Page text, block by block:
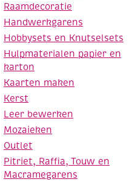
Raamdecoratie
Handwerkgarens
Hobbysets en Knutselsets
Hulpmaterialen papier en
karton
Kaarten maken
Kerst
Leer bewerken
Mozaieken
Outlet
Pitriet, Raffia, Touw en
Macramegarens